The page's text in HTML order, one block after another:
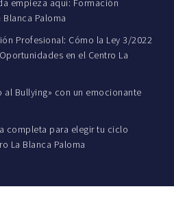
empieza aquí: Formación
Paloma
Profesional: Cómo la Ley 3/2022
en el Centro La
al Bullying» con un emocionante
completa para elegir tu ciclo
La Blanca Paloma